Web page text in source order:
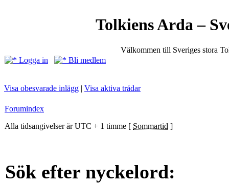
Tolkiens Arda –
Välkommen till Sveriges stora
Logga in
Bli medlem
Visa obesvarade inlägg | Visa aktiva trådar
Forumindex
Alla tidsangivelser är UTC + 1 timme [ Sommartid ]
Sök efter nyckelord: